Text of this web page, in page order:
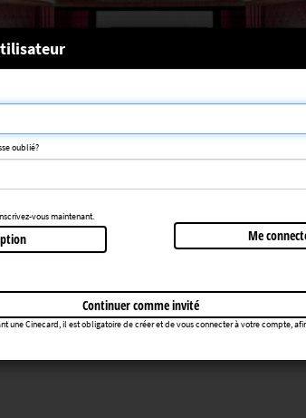
n'a pas été trouvée
oublié?
vous maintenant.
Me
Continuer comme invité
une Cinecard, il est obligatoire de créer et de vous connecter à votre compte,